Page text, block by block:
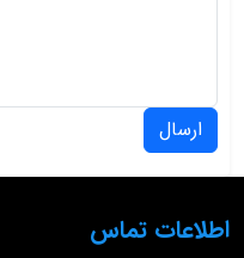
ارسال
اطلاعات تماس